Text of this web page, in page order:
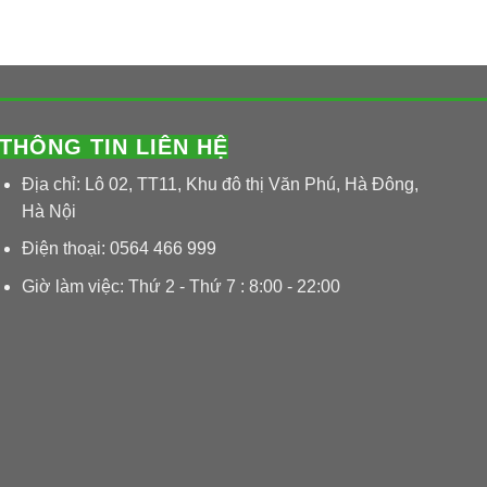
Nhật, nhà phố xanh hoặc công trình nghỉ
vực trước hiên, sân quán cà phê, nhà hàng sân
dễ kết hợp với cây xanh.
THÔNG TIN LIÊN HỆ
Địa chỉ: Lô 02, TT11, Khu đô thị Văn Phú, Hà Đông,
Hà Nội
Điện thoại: 0564 466 999
Giờ làm việc: Thứ 2 - Thứ 7 : 8:00 - 22:00